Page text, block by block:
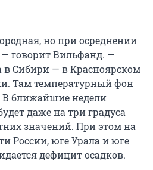
но при осреднении
— говорит Вильфанд. —
в Сибири — в Красноярском
Там температурный фон
ближайшие недели
даже на три градуса
значений. При этом на
России, юге Урала и юге
дефицит осадков.